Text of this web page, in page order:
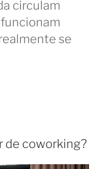
circulam
se
de coworking?